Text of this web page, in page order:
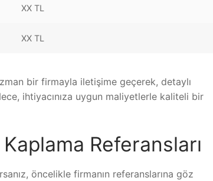
XX TL
XX TL
bir firmayla iletişime geçerek, detaylı
ihtiyacınıza uygun maliyetlerle kaliteli bir
Referansları
öncelikle firmanın referanslarına göz